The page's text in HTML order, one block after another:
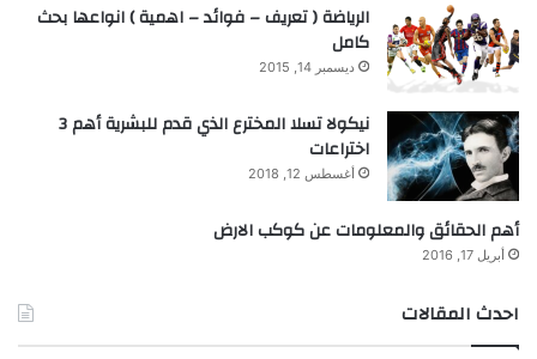
الرياضة ( تعريف – فوائد – اهمية ) انواعها بحث
كامل
ديسمبر 14, 2015
نيكولا تسلا المخترع الذي قدم للبشرية أهم 3
اختراعات
أغسطس 12, 2018
أهم الحقائق والمعلومات عن كوكب الارض
أبريل 17, 2016
احدث المقالات